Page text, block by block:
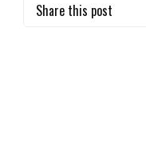
Share this post